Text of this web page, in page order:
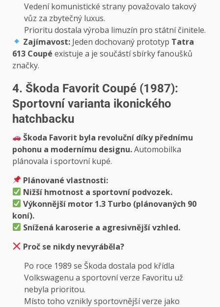
Vedení komunistické strany považovalo takový
vůz za zbytečný luxus.
Prioritu dostala výroba limuzín pro státní činitele.
Zajímavost: Jeden dochovaný prototyp Tatra
613 Coupé existuje a je součástí sbírky fanoušků
značky.
4. Škoda Favorit Coupé (1987):
Sportovní varianta ikonického
hatchbacku
Škoda Favorit byla revoluční díky přednímu
pohonu a modernímu designu.Automobilka
plánovala i sportovní kupé.
Plánované vlastnosti:
Nižší hmotnost a sportovní podvozek.
Výkonnější motor 1.3 Turbo (plánovaných 90
koní).
Snížená karoserie a agresivnější vzhled.
Proč se nikdy nevyráběla?
Po roce 1989 se Škoda dostala pod křídla
Volkswagenu a sportovní verze Favoritu už
nebyla prioritou.
Místo toho vznikly sportovnější verze jako